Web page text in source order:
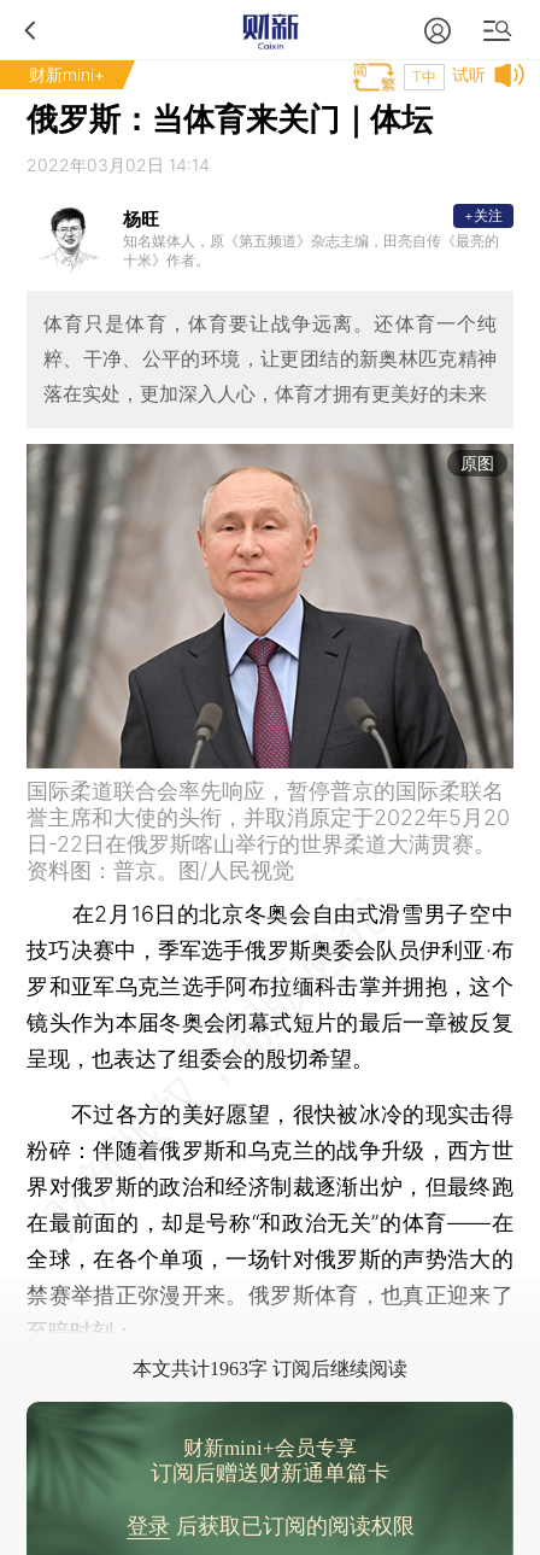
财新mini+ 试听
T中
俄罗斯：当体育来关门｜体坛
2022年03月02日 14:14
杨旺
知名媒体人，原《第五频道》杂志主编，田亮自传《最亮的
十米》作者。
+关注
体育只是体育，体育要让战争远离。还体育一个纯
粹、干净、公平的环境，让更团结的新奥林匹克精神
落在实处，更加深入人心，体育才拥有更美好的未来
原图
国际柔道联合会率先响应，暂停普京的国际柔联名
誉主席和大使的头衔，并取消原定于2022年5月20
日-22日在俄罗斯喀山举行的世界柔道大满贯赛。
资料图：普京。图/人民视觉
在2月16日的北京冬奥会自由式滑雪男子空中
技巧决赛中，季军选手俄罗斯奥委会队员伊利亚·布
罗和亚军乌克兰选手阿布拉缅科击掌并拥抱，这个
镜头作为本届冬奥会闭幕式短片的最后一章被反复
呈现，也表达了组委会的殷切希望。
不过各方的美好愿望，很快被冰冷的现实击得
粉碎：伴随着俄罗斯和乌克兰的战争升级，西方世
界对俄罗斯的政治和经济制裁逐渐出炉，但最终跑
在最前面的，却是号称“和政治无关”的体育——在
全球，在各个单项，一场针对俄罗斯的声势浩大的
禁赛举措正弥漫开来。俄罗斯体育，也真正迎来了
至暗时刻：
本文共计1963字 订阅后继续阅读
财新mini+会员专享
订阅后赠送财新通单篇卡
登录后获取已订阅的阅读权限